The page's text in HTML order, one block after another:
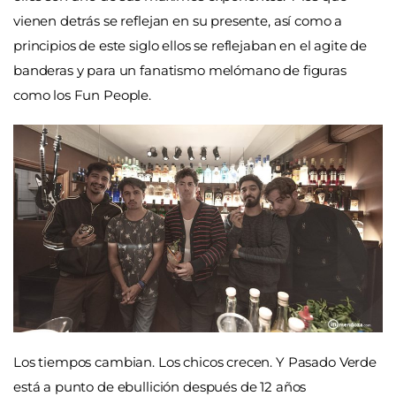
vienen detrás se reflejan en su presente, así como a
principios de este siglo ellos se reflejaban en el agite de
banderas y para un fanatismo melómano de figuras
como los Fun People.
Los tiempos cambian. Los chicos crecen. Y Pasado Verde
está a punto de ebullición después de 12 años